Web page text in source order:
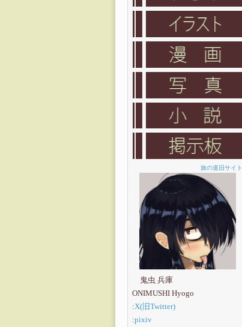
旅の道旧サイト
鬼虫 兵庫
ONIMUSHI Hyogo
:X(旧Twitter)
:pixiv